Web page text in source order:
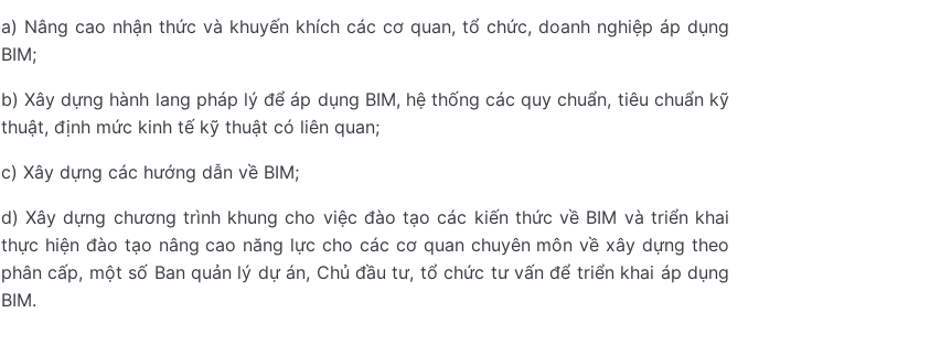
a) Nâng cao nhận thức và khuyến khích các cơ quan, tổ chức, doanh nghiệp áp dụng
BIM;
b) Xây dựng hành lang pháp lý để áp dụng BIM, hệ thống các quy chuẩn, tiêu chuẩn kỹ
thuật, định mức kinh tế kỹ thuật có liên quan;
c) Xây dựng các hướng dẫn về BIM;
d) Xây dựng chương trình khung cho việc đào tạo các kiến thức về BIM và triển khai
thực hiện đào tạo nâng cao năng lực cho các cơ quan chuyên môn về xây dựng theo
phân cấp, một số Ban quản lý dự án, Chủ đầu tư, tổ chức tư vấn để triển khai áp dụng
BIM.